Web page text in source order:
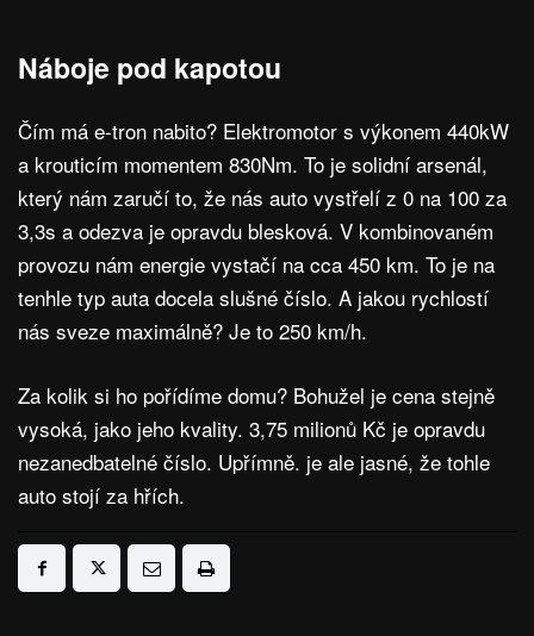
Náboje pod kapotou
Čím má e-tron nabito? Elektromotor s výkonem 440kW
a krouticím momentem 830Nm. To je solidní arsenál,
který nám zaručí to, že nás auto vystřelí z 0 na 100 za
3,3s a odezva je opravdu blesková. V kombinovaném
provozu nám energie vystačí na cca 450 km. To je na
tenhle typ auta docela slušné číslo. A jakou rychlostí
nás sveze maximálně? Je to 250 km/h.
Za kolik si ho pořídíme domu? Bohužel je cena stejně
vysoká, jako jeho kvality. 3,75 milionů Kč je opravdu
nezanedbatelné číslo. Upřímně. je ale jasné, že tohle
auto stojí za hřích.